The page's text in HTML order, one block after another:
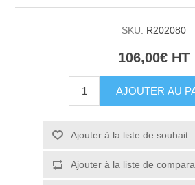
SKU: R202080
106,00€ HT
AJOUTER AU
Ajouter à la liste de souhait
Ajouter à la liste de